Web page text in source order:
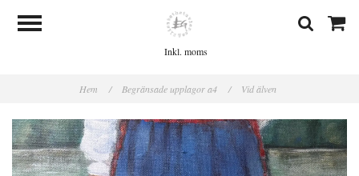
Inkl. moms
Hem / Begränsade upplagor a4 / Vid älven